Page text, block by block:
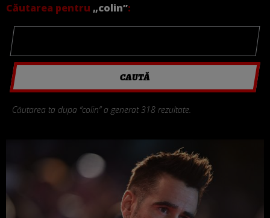
Căutarea pentru „colin”:
Căutarea ta dupa “colin” a generat 318 rezultate.